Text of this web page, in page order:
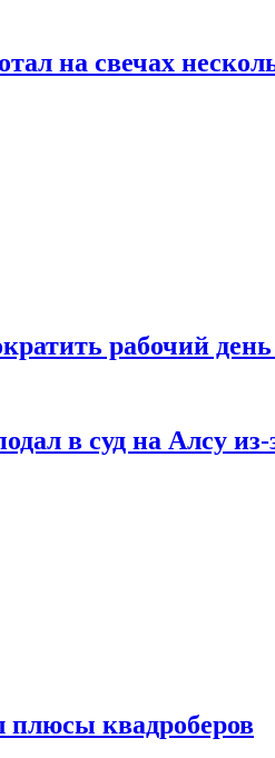
на свечах
рабочий
в суд на Алсу
квадроберов